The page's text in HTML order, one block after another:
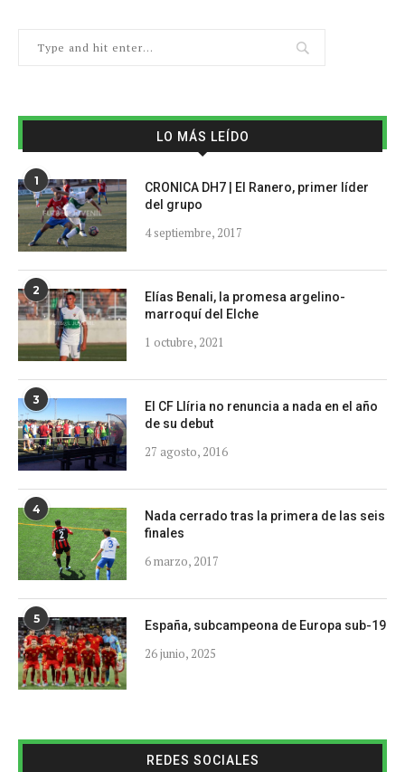
LO MÁS LEÍDO
1
CRONICA DH7 | El Ranero, primer líder
del grupo
4 septiembre, 2017
2
Elías Benali, la promesa argelino-
marroquí del Elche
1 octubre, 2021
3
El CF Llíria no renuncia a nada en el año
de su debut
27 agosto, 2016
4
Nada cerrado tras la primera de las seis
finales
6 marzo, 2017
5 España, subcampeona de Europa sub-19
26 junio, 2025
REDES SOCIALES